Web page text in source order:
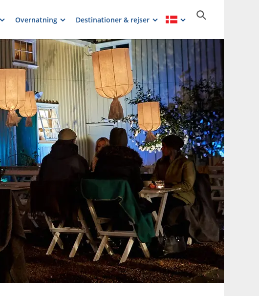
Overnatning Destinationer & rejser